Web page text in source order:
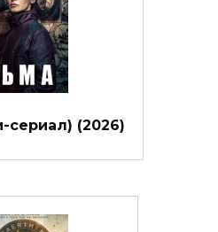
сериал) (2026)